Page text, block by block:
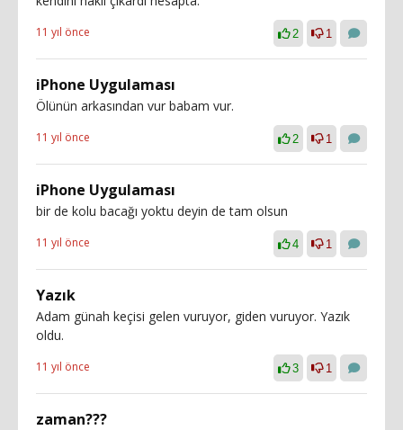
11 yıl önce 2 1
iPhone Uygulaması
Ölünün arkasından vur babam vur.
11 yıl önce 2 1
iPhone Uygulaması
bir de kolu bacağı yoktu deyin de tam olsun
11 yıl önce 4 1
Yazık
Adam günah keçisi gelen vuruyor, giden vuruyor. Yazık
oldu.
11 yıl önce 3 1
zaman???